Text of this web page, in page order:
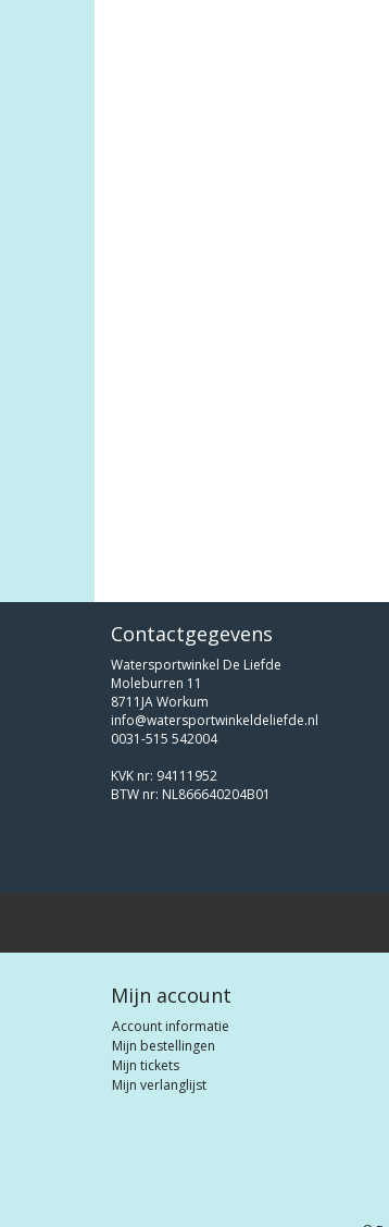
Contactgegevens
Watersportwinkel De Liefde
Moleburren 11
8711JA Workum
info@watersportwinkeldeliefde.nl
0031-515 542004
KVK nr: 94111952
BTW nr: NL866640204B01
Mijn account
Account informatie
Mijn bestellingen
Mijn tickets
Mijn verlanglijst